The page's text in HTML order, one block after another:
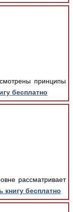
принципы
бесплатно
рассматривает
книгу бесплатно